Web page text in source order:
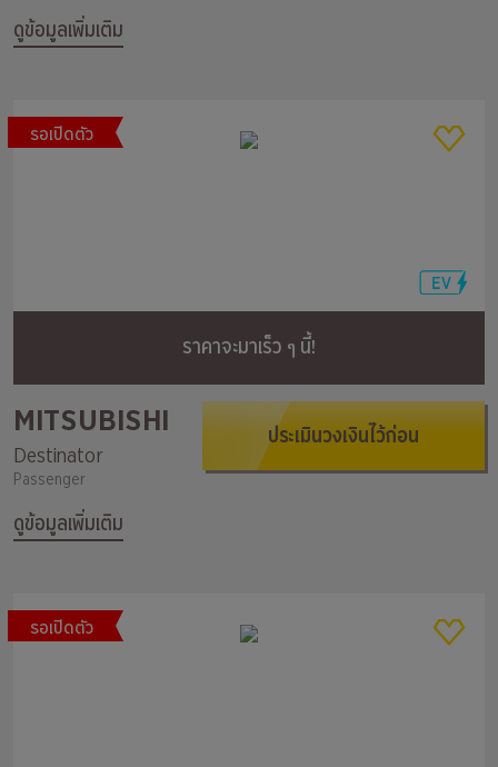
ดูข้อมูลเพิ่มเติม
รอเปิดตัว
ราคาจะมาเร็ว ๆ นี้!
MITSUBISHI
Destinator
Passenger
ดูข้อมูลเพิ่มเติม
ประเมินวงเงินไว้ก่อน
รอเปิดตัว